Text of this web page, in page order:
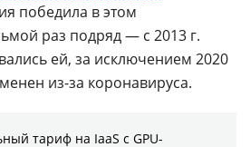
победила в этом
раз подряд — с 2013 г.
ей, за исключением 2020
из-за коронавируса.
тариф на IaaS с GPU-